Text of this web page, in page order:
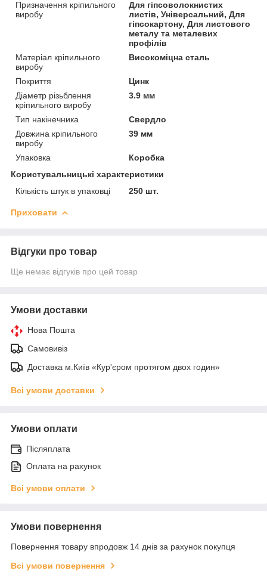
Призначення кріпильного
виробу
Для гіпсоволокнистих
листів, Універсальний, Для
гіпсокартону, Для листового
металу та металевих
профілів
Матеріал кріпильного
виробу
Високоміцна сталь
Покриття
Цинк
Діаметр різьблення
кріпильного виробу
3.9 мм
Тип накінечника
Свердло
Довжина кріпильного
виробу
39 мм
Упаковка
Коробка
Користувальницькі характеристики
Кількість штук в упаковці
250 шт.
Приховати
Відгуки про товар
Ще немає відгуків про цей товар
Умови доставки
Нова Пошта
Самовивіз
Доставка м.Київ «Кур'єром протягом двох годин»
Всі умови доставки
Умови оплати
Післяплата
Оплата на рахунок
Всі умови оплати
Умови повернення
Повернення товару впродовж 14 днів за рахунок покупця
Всі умови повернення